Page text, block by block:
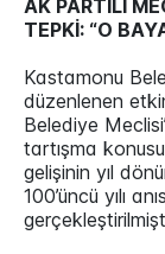
AK PARTİLİ
TEPKİ: “O
Kastamonu
düzenlenen
Belediye
tartışma
gelişinin yıl
100’üncü yılı